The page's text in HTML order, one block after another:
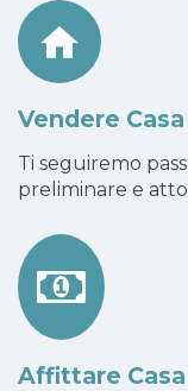
Vendere
Ti seguiremo
preliminare e
Affittare